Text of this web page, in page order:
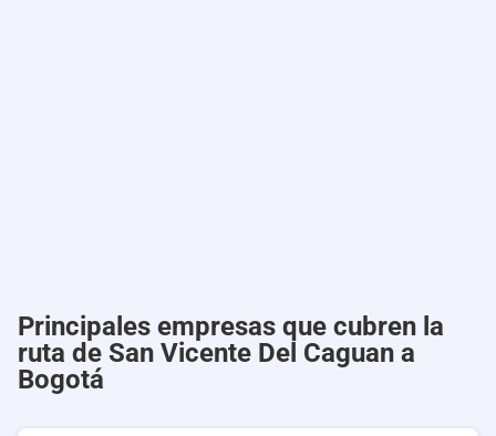
Principales empresas que cubren la
ruta de San Vicente Del Caguan a
Bogotá